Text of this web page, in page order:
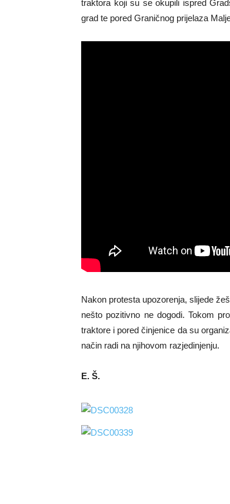
traktora koji su se okupili ispred
grad te pored Graničnog prijelaza
Nakon protesta upozorenja, slijede
nešto pozitivno ne dogodi. Tokom
traktore i pored činjenice da su
način radi na njihovom razjedinjenju.
E. Š.